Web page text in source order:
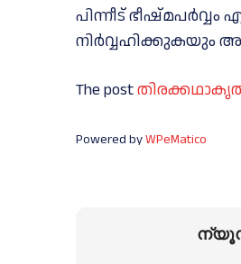
പിന്നീട്
നിർവ്വഹിക്കുകയും
The post
Powered byWPeMatico
ന്യൂസ്